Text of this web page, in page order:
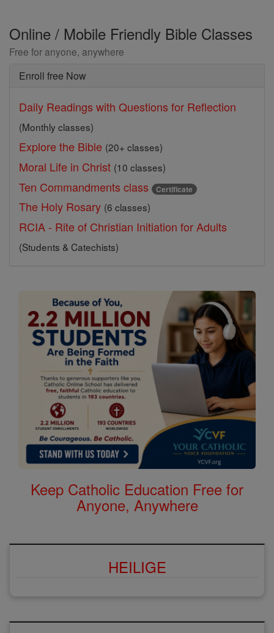
Online / Mobile Friendly Bible Classes
Free for anyone, anywhere
Enroll free Now
Daily Readings with Questions for Reflection
(Monthly classes)
Explore the Bible (20+ classes)
Moral Life in Christ (10 classes)
Ten Commandments class Certificate
The Holy Rosary (6 classes)
RCIA - Rite of Christian Initiation for Adults
(Students & Catechists)
Keep Catholic Education Free for
Anyone, Anywhere
HEILIGE